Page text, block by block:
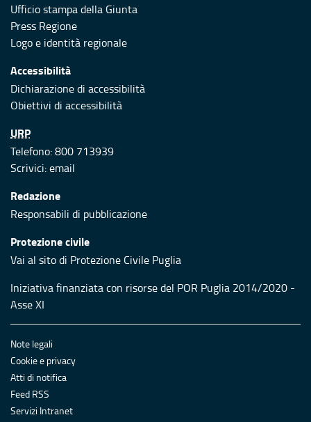
Ufficio stampa della Giunta
Press Regione
Logo e identità regionale
Accessibilità
Dichiarazione di accessibilità
Obiettivi di accessibilità
URP
Telefono: 800 713939
Scrivici:email
Redazione
Responsabili di pubblicazione
Protezione civile
Vai al sito di Protezione Civile Puglia
Iniziativa finanziata con risorse del POR Puglia 2014/2020 -
Asse XI
Note legali
Cookie e privacy
Atti di notifica
Feed RSS
Servizi Intranet